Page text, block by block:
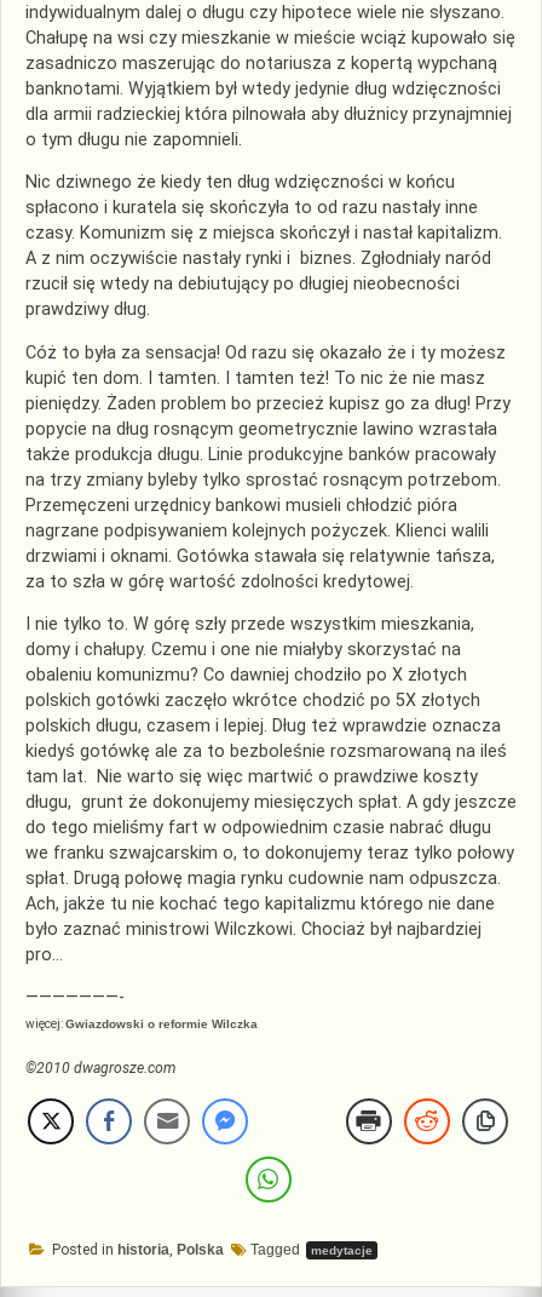
indywidualnym dalej o długu czy hipotece wiele nie słyszano.
Chałupę na wsi czy mieszkanie w mieście wciąż kupowało się
zasadniczo maszerując do notariusza z kopertą wypchaną
banknotami. Wyjątkiem był wtedy jedynie dług wdzięczności
dla armii radzieckiej która pilnowała aby dłużnicy przynajmniej
o tym długu nie zapomnieli.
Nic dziwnego że kiedy ten dług wdzięczności w końcu
spłacono i kuratela się skończyła to od razu nastały inne
czasy. Komunizm się z miejsca skończył i nastał kapitalizm.
A z nim oczywiście nastały rynki i biznes. Zgłodniały naród
rzucił się wtedy na debiutujący po długiej nieobecności
prawdziwy dług.
Cóż to była za sensacja! Od razu się okazało że i ty możesz
kupić ten dom. I tamten. I tamten też! To nic że nie masz
pieniędzy. Żaden problem bo przecież kupisz go za dług! Przy
popycie na dług rosnącym geometrycznie lawino wzrastała
także produkcja długu. Linie produkcyjne banków pracowały
na trzy zmiany byleby tylko sprostać rosnącym potrzebom.
Przemęczeni urzędnicy bankowi musieli chłodzić pióra
nagrzane podpisywaniem kolejnych pożyczek. Klienci walili
drzwiami i oknami. Gotówka stawała się relatywnie tańsza,
za to szła w górę wartość zdolności kredytowej.
I nie tylko to. W górę szły przede wszystkim mieszkania,
domy i chałupy. Czemu i one nie miałyby skorzystać na
obaleniu komunizmu? Co dawniej chodziło po X złotych
polskich gotówki zaczęło wkrótce chodzić po 5X złotych
polskich długu, czasem i lepiej. Dług też wprawdzie oznacza
kiedyś gotówkę ale za to bezboleśnie rozsmarowaną na ileś
tam lat. Nie warto się więc martwić o prawdziwe koszty
długu, grunt że dokonujemy miesięczych spłat. A gdy jeszcze
do tego mieliśmy fart w odpowiednim czasie nabrać długu
we franku szwajcarskim o, to dokonujemy teraz tylko połowy
spłat. Drugą połowę magia rynku cudownie nam odpuszcza.
Ach, jakże tu nie kochać tego kapitalizmu którego nie dane
było zaznać ministrowi Wilczkowi. Chociaż był najbardziej
pro…
———————-
więcej:Gwiazdowski o reformie Wilczka
©2010 dwagrosze.com
Posted in historia, Polska Tagged medytacje